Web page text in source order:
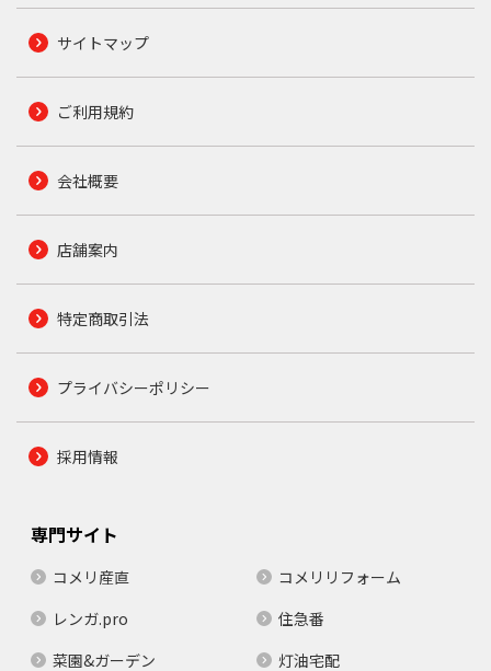
サイトマップ
ご利用規約
会社概要
店舗案内
特定商取引法
プライバシーポリシー
採用情報
専門サイト
コメリ産直
コメリリフォーム
レンガ.pro
住急番
菜園&ガーデン
灯油宅配